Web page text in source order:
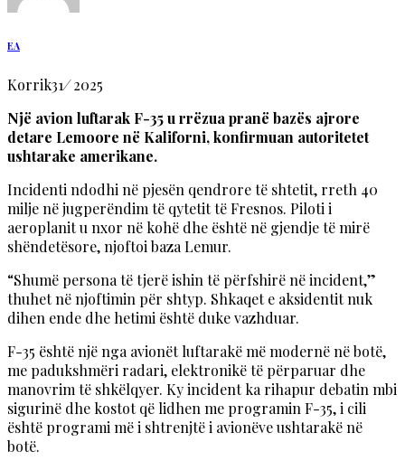
EA
Korrik31/2025
Një avion luftarak F-35 u rrëzua pranë bazës ajrore
detare Lemoore në Kaliforni, konfirmuan autoritetet
ushtarake amerikane.
Incidenti ndodhi në pjesën qendrore të shtetit, rreth 40
milje në jugperëndim të qytetit të Fresnos. Piloti i
aeroplanit u nxor në kohë dhe është në gjendje të mirë
shëndetësore, njoftoi baza Lemur.
“Shumë persona të tjerë ishin të përfshirë në incident,”
thuhet në njoftimin për shtyp. Shkaqet e aksidentit nuk
dihen ende dhe hetimi është duke vazhduar.
F-35 është një nga avionët luftarakë më modernë në botë,
me padukshmëri radari, elektronikë të përparuar dhe
manovrim të shkëlqyer. Ky incident ka rihapur debatin mbi
sigurinë dhe kostot që lidhen me programin F-35, i cili
është programi më i shtrenjtë i avionëve ushtarakë në
botë.